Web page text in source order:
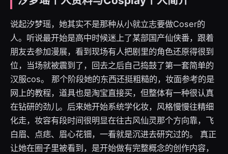
说起汐梦瑶，她其实不是那种从小就立志要做Coser的
人。听说最开始是高中时候迷上了某部国产仙侠番，跟着
朋友去参加漫展，看到现场有人把剧里的角色还原得很到
位，当场就被震到了，回去之后自己捣鼓了第一套简单的
汉服cos。 那个阶段她的东西还挺粗糙的，妆面参考的是
网上的教程，道具也是淘宝直接买，但整体有一种很认真
在钻研的劲儿。后来她开始系统学化妆，风格慢慢往精细
化走，妆容有段时间很明显在往古风仙灵那个方向靠，飞
白眉、点痣、眉心花钿，一看就是沉进去研究过的。 真正
让她在圈子里被看到，是开始做有完整概念的创作内容，